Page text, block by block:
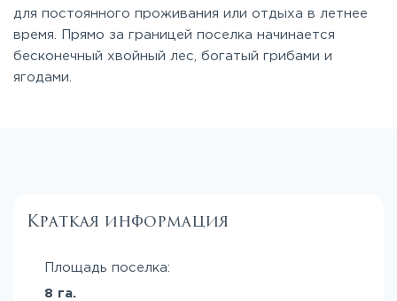
для постоянного проживания или отдыха в летнее
время. Прямо за границей поселка начинается
бесконечный хвойный лес, богатый грибами и
ягодами.
Краткая информация
Площадь поселка:
8 га.